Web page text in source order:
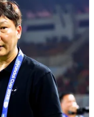
KHÚC THANH
định sử dụng
trợ